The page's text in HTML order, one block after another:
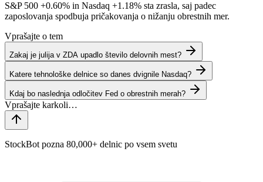
S&P 500 +0.60% in Nasdaq +1.18% sta zrasla, saj padec
zaposlovanja spodbuja pričakovanja o nižanju obrestnih mer.
Vprašajte o tem
Zakaj je julija v ZDA upadlo število delovnih mest?
Katere tehnološke delnice so danes dvignile Nasdaq?
Kdaj bo naslednja odločitev Fed o obrestnih merah?
StockBot pozna 80,000+ delnic po vsem svetu